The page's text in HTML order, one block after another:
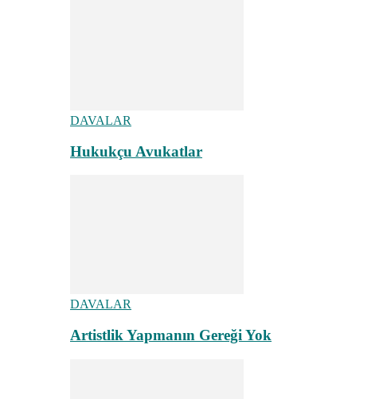
DAVALAR
Hukukçu Avukatlar
DAVALAR
Artistlik Yapmanın Gereği Yok